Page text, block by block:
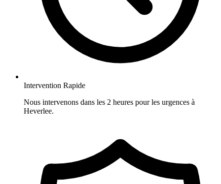
Intervention Rapide
Nous intervenons dans les 2 heures pour les urgences à
Heverlee.